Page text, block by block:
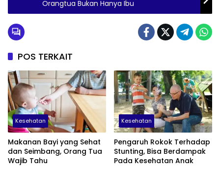
Orangtua Bukan Hanya Ibu
POS TERKAIT
Kesehatan
Makanan Bayi yang Sehat
dan Seimbang, Orang Tua
Wajib Tahu
Kesehatan
Pengaruh Rokok Terhadap
Stunting, Bisa Berdampak
Pada Kesehatan Anak